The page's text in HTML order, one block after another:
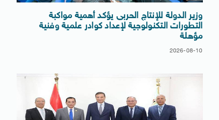
وزير الدولة للإنتاج الحربى يؤكد أهمية مواكبة
التطورات التكنولوجية لإعداد كوادر علمية وفنية
مؤهلة
2026-08-10